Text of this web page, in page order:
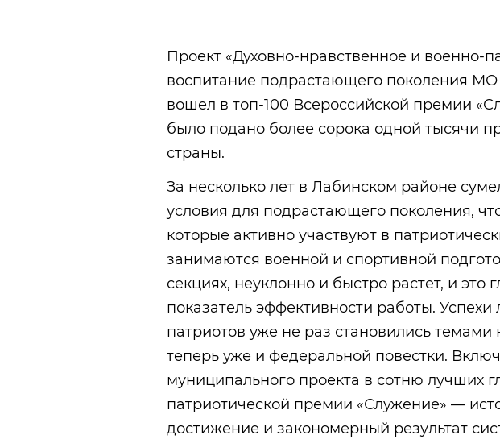
Проект «Духовно-нравственное и военно-
воспитание подрастающего поколения
вошел в топ-100 Всероссийской премии
было подано более сорока одной тысячи
страны.
За несколько лет в Лабинском районе
условия для подрастающего поколения,
которые активно участвуют в
занимаются военной и спортивной
секциях, неуклонно и быстро растет, и это
показатель эффективности работы.
патриотов уже не раз становились темами
теперь уже и федеральной повестки.
муниципального проекта в сотню лучших
патриотической премии «Служение» —
достижение и закономерный результат